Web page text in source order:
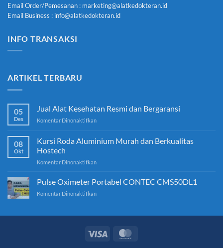
Email Order/Pemesanan : marketing@alatkedokteran.id
Email Business : info@alatkedokteran.id
INFO TRANSAKSI
ARTIKEL TERBARU
05
Des
Jual Alat Kesehatan Resmi dan Bergaransi
Komentar Dinonaktifkanpada
Kesehatan
dan
08
Okt
Kursi Roda Aluminium Murah dan Berkualitas
Hostech
Komentar Dinonaktifkanpada
Roda
Aluminium
Murah
Pulse Oximeter Portabel CONTEC CMS50DL1
Komentar Dinonaktifkanpada
CMS50DL1